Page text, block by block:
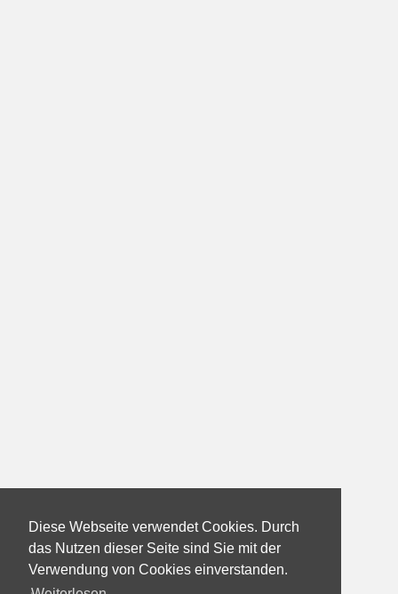
Diese Webseite verwendet Cookies. Durch
das Nutzen dieser Seite sind Sie mit der
Verwendung von Cookies einverstanden.